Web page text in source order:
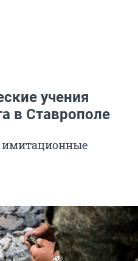
учения
в Ставрополе
имитационные